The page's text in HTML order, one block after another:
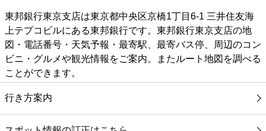
東邦銀行東京支店は東京都中央区京橋1丁目6-1 三井住友海
上テプコビルにある東邦銀行です。東邦銀行東京支店の地
図・電話番号・天気予報・最寄駅、最寄バス停、周辺のコン
ビニ・グルメや観光情報をご案内。またルート地図を調べる
ことができます。
行き方案内